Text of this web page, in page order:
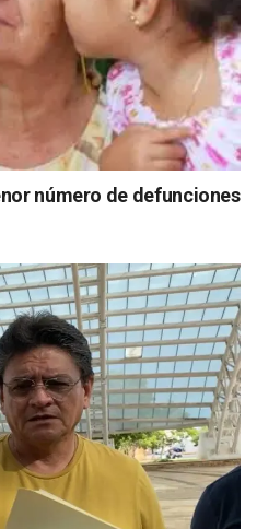
número de defunciones